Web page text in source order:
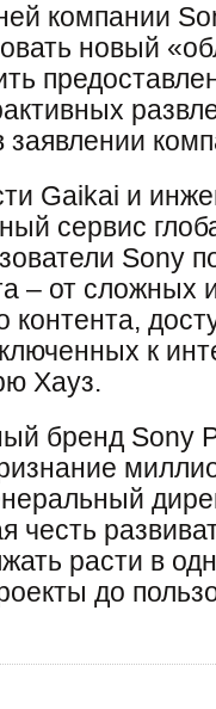
компании
новый
заявлении
Gaikai и
сервис
Sony
– от сложных
контента,
к
Хауз.
бренд Sony
расти в
до